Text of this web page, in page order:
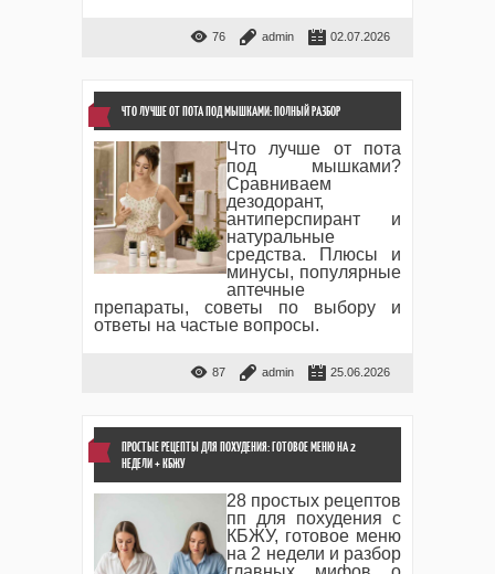
76 admin 02.07.2026
ЧТО ЛУЧШЕ ОТ ПОТА ПОД МЫШКАМИ: ПОЛНЫЙ РАЗБОР
Что лучше от пота
под мышками?
Сравниваем
дезодорант,
антиперспирант и
натуральные
средства. Плюсы и
минусы, популярные
аптечные
препараты, советы по выбору и
ответы на частые вопросы.
87 admin 25.06.2026
ПРОСТЫЕ РЕЦЕПТЫ ДЛЯ ПОХУДЕНИЯ: ГОТОВОЕ МЕНЮ НА 2
НЕДЕЛИ + КБЖУ
28 простых рецептов
пп для похудения с
КБЖУ, готовое меню
на 2 недели и разбор